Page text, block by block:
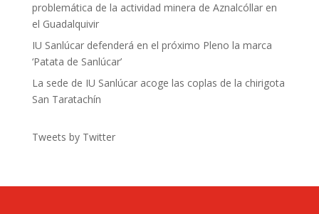
problemática de la actividad minera de Aznalcóllar en
el Guadalquivir
IU Sanlúcar defenderá en el próximo Pleno la marca
‘Patata de Sanlúcar’
La sede de IU Sanlúcar acoge las coplas de la chirigota
San Taratachín
Tweets by Twitter